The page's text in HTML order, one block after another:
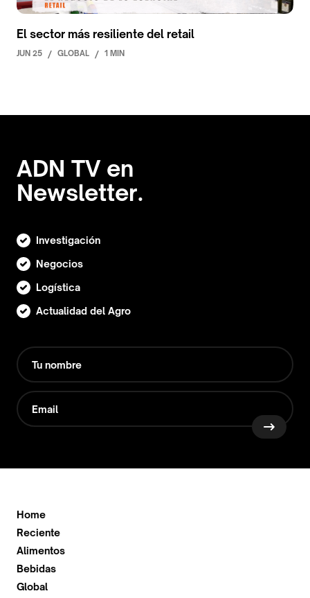
El sector más resiliente del retail
JUN 25 / GLOBAL / 1 MIN
ADN TV en
Newsletter.
Investigación
Negocios
Logística
Actualidad del Agro
Home
Reciente
Alimentos
Bebidas
Global